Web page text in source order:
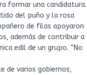
formar una candidatura.
del puño y la rosa
de filas apoyaron
además de contribuir a
edil de un grupo. “No
de varios gobiernos,